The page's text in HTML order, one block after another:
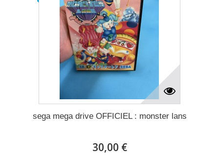
sega mega drive OFFICIEL : monster lans
30,00 €